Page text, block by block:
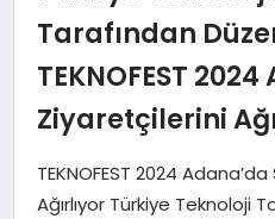
TEKNOLOJI
EĞITIM
MAGAZIN
Tarafından
TEKNOFEST
Ziyaretçilerini
TEKNOFEST 2024
Ağırlıyor Türkiye Teknoloji